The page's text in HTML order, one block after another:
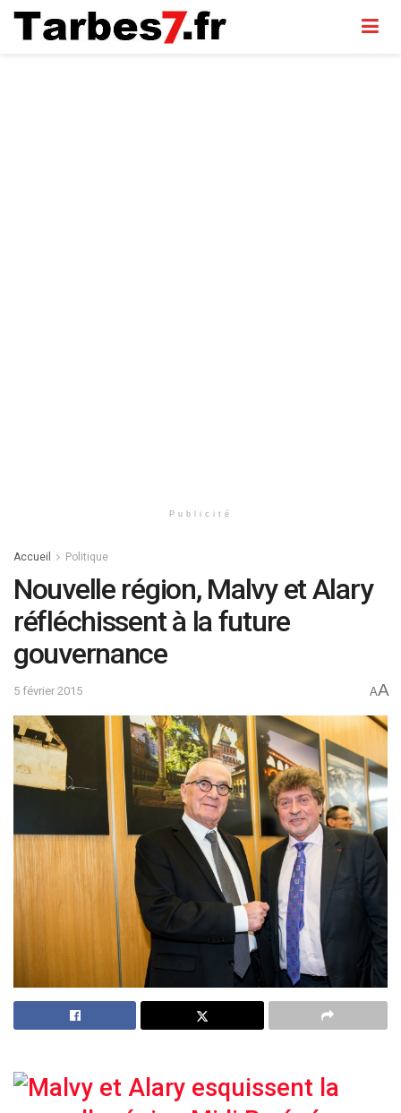
Publicité
Accueil Politique
Nouvelle région, Malvy et Alary
réfléchissent à la future
gouvernance
5 février 2015 AA